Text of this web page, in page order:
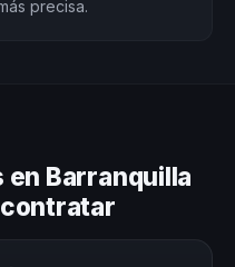
precisa.
en Barranquilla